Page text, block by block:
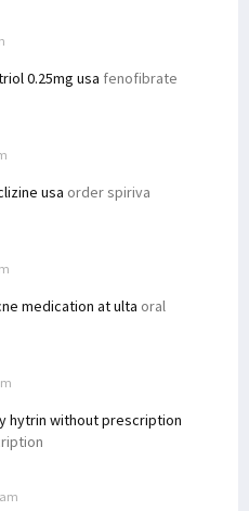
0.25mg usa fenofibrate
usa order spiriva
medication at ulta oral
hytrin without prescription